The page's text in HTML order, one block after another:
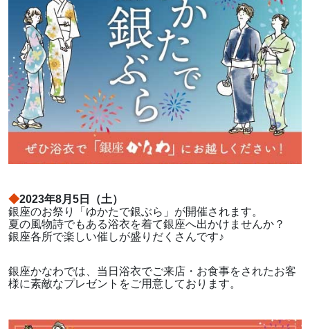
◆2023年8月5日（土）
銀座のお祭り「ゆかたで銀ぶら」が開催されます。
夏の風物詩でもある浴衣を着て銀座へ出かけませんか？
銀座各所で楽しい催しが盛りだくさんです♪
銀座かなわでは、当日浴衣でご来店・お食事をされたお客
様に素敵なプレゼントをご用意しております。